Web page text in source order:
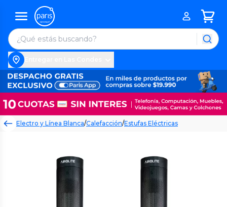
Electro y Línea Blanca/Calefacción/Estufas Eléctricas